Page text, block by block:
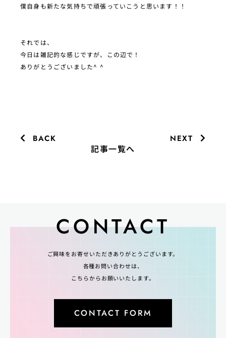
僕自身も新たな気持ちで頑張っていこうと思います！！
それでは、
今日は雑記的な感じですが、この辺で！
ありがとうございました^ ^
BACK NEXT
記事一覧へ
CONTACT
ご興味をお寄せいただきありがとうございます。
各種お問い合わせは、
こちらからお願いいたします。
CONTACT FORM